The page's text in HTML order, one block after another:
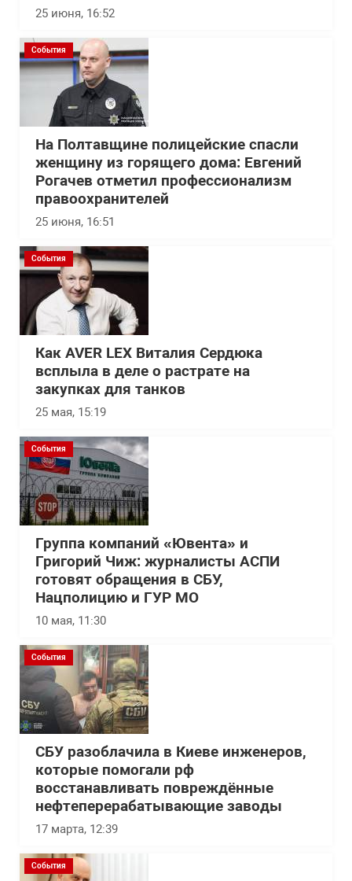
25 июня, 16:52
События
На Полтавщине полицейские спасли
женщину из горящего дома: Евгений
Рогачев отметил профессионализм
правоохранителей
25 июня, 16:51
События
Как AVER LEX Виталия Сердюка
всплыла в деле о растрате на
закупках для танков
25 мая, 15:19
События
Группа компаний «Ювента» и
Григорий Чиж: журналисты АСПИ
готовят обращения в СБУ,
Нацполицию и ГУР МО
10 мая, 11:30
События
СБУ разоблачила в Киеве инженеров,
которые помогали рф
восстанавливать повреждённые
нефтеперерабатывающие заводы
17 марта, 12:39
События